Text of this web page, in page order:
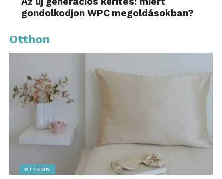
Élettudományi Egyetem alapító rektora.
Irányt mutatunk a világban – További friss híreket
gondolkodjon WPC megoldásokban?
Otthon
OTTHON